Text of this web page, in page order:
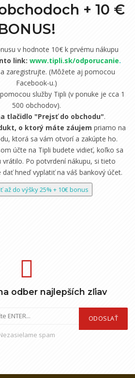
+ 10 €
v hodnote 10€ k prvému nákupu
link: www.tipli.sk/odporucanie.
zaregistrujte. (Môžete aj pomocou
Facebook-u.)
služby Tipli (v ponuke je cca 1
500 obchodov).
tlačidlo "Prejsť do obchodu".
o ktorý máte záujem priamo na
ktorá sa vám otvorí a zakúpte ho.
účte na Tipli budete vidieť, koľko sa
vrátilo. Po potvrdení nákupu, si tieto
hneď vyplatiť na váš bankový účet.
až do výšky 25% + 10€ bonus
odber najlepších zľiav
ODOSLAŤ
spam